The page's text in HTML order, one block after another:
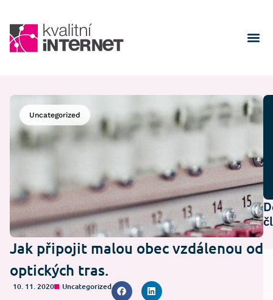
Uncategorized
Jak připojit malou obec vzdálenou od
optických tras.
10. 11. 2020 Uncategorized